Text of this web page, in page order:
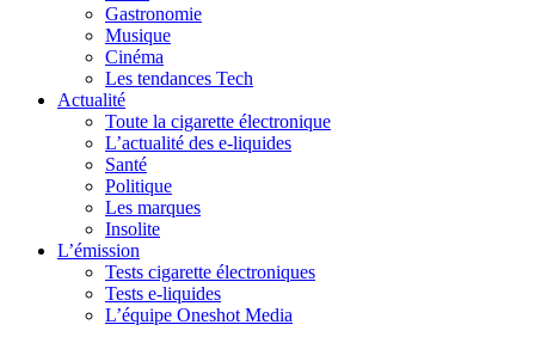
Gastronomie
Musique
Cinéma
Les tendances Tech
Actualité
Toute la cigarette électronique
L’actualité des e-liquides
Santé
Politique
Les marques
Insolite
L’émission
Tests cigarette électroniques
Tests e-liquides
L’équipe Oneshot Media